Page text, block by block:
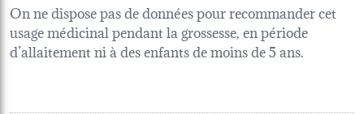
On ne dispose pas de données pour recommander cet
usage médicinal pendant la grossesse, en période
d’allaitement ni à des enfants de moins de 5 ans.